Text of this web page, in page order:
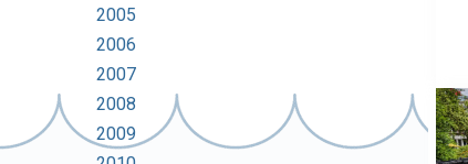
2005
2006
2007
2008
2009